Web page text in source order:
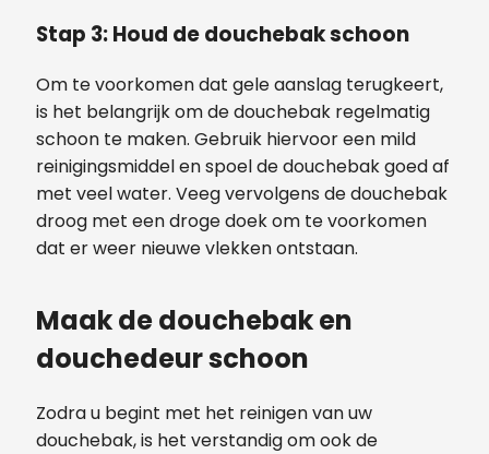
Stap 3: Houd de douchebak schoon
Om te voorkomen dat gele aanslag terugkeert,
is het belangrijk om de douchebak regelmatig
schoon te maken. Gebruik hiervoor een mild
reinigingsmiddel en spoel de douchebak goed af
met veel water. Veeg vervolgens de douchebak
droog met een droge doek om te voorkomen
dat er weer nieuwe vlekken ontstaan.
Maak de douchebak en
douchedeur schoon
Zodra u begint met het reinigen van uw
douchebak, is het verstandig om ook de